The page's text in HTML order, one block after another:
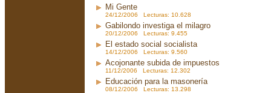
Mi Gente
24/12/2006 Lecturas: 10.628
Gabilondo investiga el milagro
20/12/2006 Lecturas: 9.455
El estado social socialista
14/12/2006 Lecturas: 9.560
Acojonante subida de impuestos
11/12/2006 Lecturas: 12.302
Educación para la masonería
08/12/2006 Lecturas: 13.298